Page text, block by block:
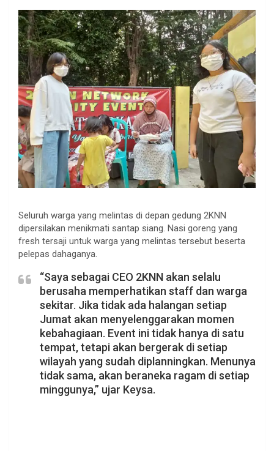
Seluruh warga yang melintas di depan gedung 2KNN
dipersilakan menikmati santap siang. Nasi goreng yang
fresh tersaji untuk warga yang melintas tersebut beserta
pelepas dahaganya.
“Saya sebagai CEO 2KNN akan selalu
berusaha memperhatikan staff dan warga
sekitar. Jika tidak ada halangan setiap
Jumat akan menyelenggarakan momen
kebahagiaan. Event ini tidak hanya di satu
tempat, tetapi akan bergerak di setiap
wilayah yang sudah diplanningkan. Menunya
tidak sama, akan beraneka ragam di setiap
minggunya,” ujar Keysa.